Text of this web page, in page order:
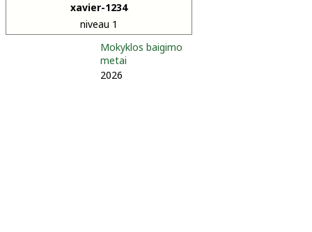
xavier-1234
niveau 1
Mokyklos baigimo
metai
2026